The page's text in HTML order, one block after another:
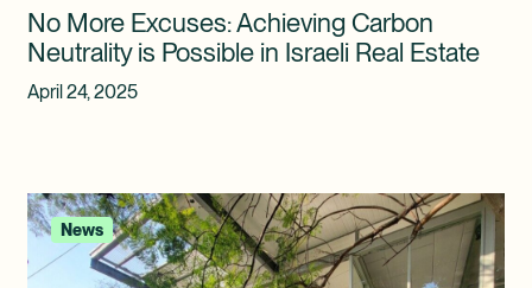
No More Excuses: Achieving Carbon
Neutrality is Possible in Israeli Real Estate
April 24, 2025
News